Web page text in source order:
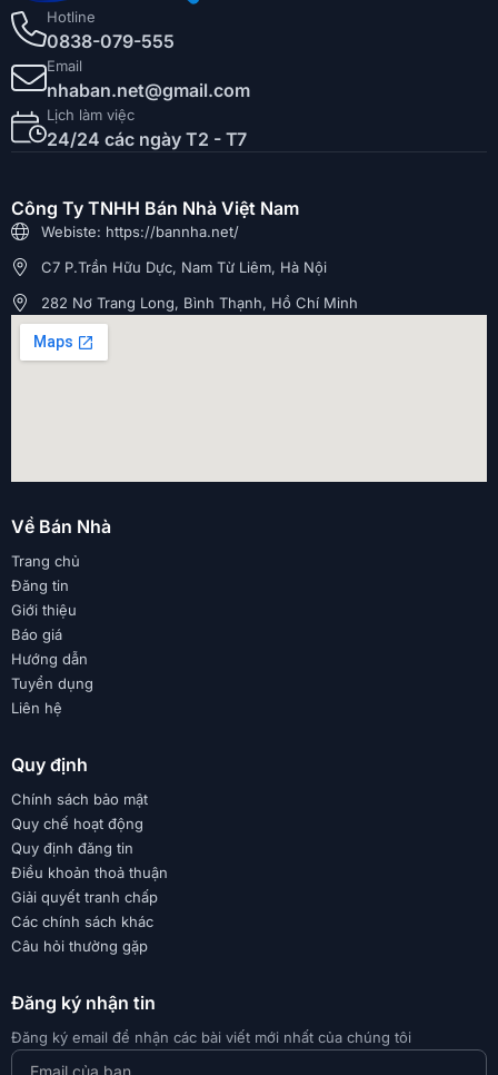
Hotline
0838-079-555
Email
nhaban.net@gmail.com
Lịch làm việc
24/24 các ngày T2 - T7
Công Ty TNHH Bán Nhà Việt Nam
Webiste: https://bannha.net/
C7 P.Trần Hữu Dực, Nam Từ Liêm, Hà Nội
282 Nơ Trang Long, Bình Thạnh, Hồ Chí Minh
Về Bán Nhà
Trang chủ
Đăng tin
Giới thiệu
Báo giá
Hướng dẫn
Tuyển dụng
Liên hệ
Quy định
Chính sách bảo mật
Quy chế hoạt động
Quy định đăng tin
Điều khoản thoả thuận
Giải quyết tranh chấp
Các chính sách khác
Câu hỏi thường gặp
Đăng ký nhận tin
Đăng ký email để nhận các bài viết mới nhất của chúng tôi